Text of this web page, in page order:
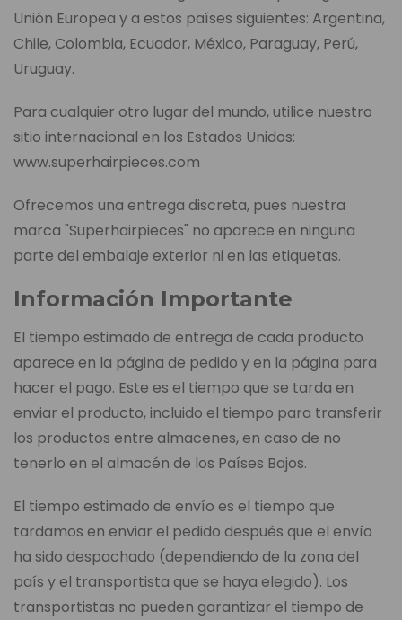
Unión Europea y a estos países siguientes: Argentina,
Chile, Colombia, Ecuador, México, Paraguay, Perú,
Uruguay.
Para cualquier otro lugar del mundo, utilice nuestro
sitio internacional en los Estados Unidos:
www.superhairpieces.com
Ofrecemos una entrega discreta, pues nuestra
marca "Superhairpieces" no aparece en ninguna
parte del embalaje exterior ni en las etiquetas.
Información Importante
El tiempo estimado de entrega de cada producto
aparece en la página de pedido y en la página para
hacer el pago. Este es el tiempo que se tarda en
enviar el producto, incluido el tiempo para transferir
los productos entre almacenes, en caso de no
tenerlo en el almacén de los Países Bajos.
El tiempo estimado de envío es el tiempo que
tardamos en enviar el pedido después que el envío
ha sido despachado (dependiendo de la zona del
país y el transportista que se haya elegido). Los
transportistas no pueden garantizar el tiempo de